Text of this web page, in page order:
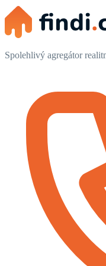
Spolehlivý agregátor